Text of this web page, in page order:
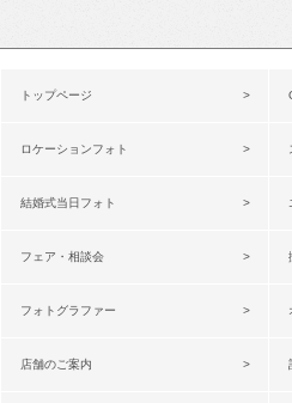
トップページ
ロケーションフォト
結婚式当日フォト
フェア・相談会
フォトグラファー
店舗のご案内